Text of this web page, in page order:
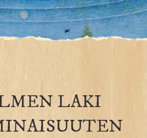
LAKI